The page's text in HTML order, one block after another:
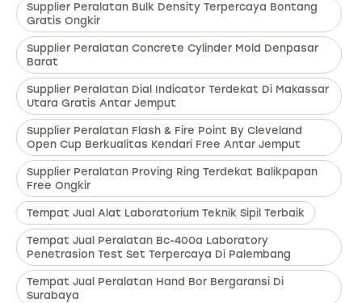
Supplier Peralatan Bulk Density Terpercaya Bontang
Gratis Ongkir
Supplier Peralatan Concrete Cylinder Mold Denpasar
Barat
Supplier Peralatan Dial Indicator Terdekat Di Makassar
Utara Gratis Antar Jemput
Supplier Peralatan Flash & Fire Point By Cleveland
Open Cup Berkualitas Kendari Free Antar Jemput
Supplier Peralatan Proving Ring Terdekat Balikpapan
Free Ongkir
Tempat Jual Alat Laboratorium Teknik Sipil Terbaik
Tempat Jual Peralatan Bc-400a Laboratory
Penetrasion Test Set Terpercaya Di Palembang
Tempat Jual Peralatan Hand Bor Bergaransi Di
Surabaya